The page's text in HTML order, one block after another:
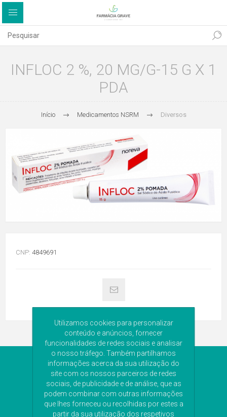
INFLOC 2 %, 20 MG/G-15 G X 1
PDA
Início Medicamentos NSRM Diversos
CNP: 4849691
NEWSLETTER
Subscreva a nossa newsletter para receber as
últimas novidades. Iremos guardar o seu email
para o envio da newsletter.
Utilizamos cookies para personalizar
conteúdo e anúncios, fornecer
funcionalidades de redes sociais e analisar
o nosso tráfego. Também partilhamos
informações acerca da sua utilização do
site com os nossos parceiros de redes
sociais, de publicidade e de análise, que as
podem combinar com outras informações
que lhes forneceu ou recolhidas por estes a
partir da sua utilização dos respetivos